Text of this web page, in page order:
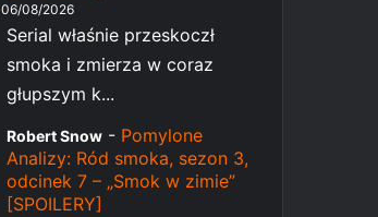
06/08/2026
Serial właśnie przeskoczł
smoka i zmierza w coraz
głupszym k...
Robert Snow - Pomylone
Analizy: Ród smoka, sezon 3,
odcinek 7 – „Smok w zimie”
[SPOILERY]